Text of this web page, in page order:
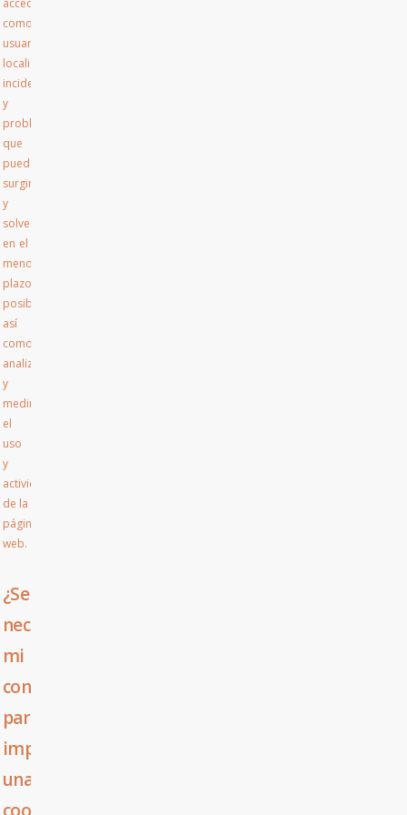
accede
como
usuario,
localizar
incidencias
y
problemas
que
puedan
surgir
y
solventarlos
en el
menor
plazo
posible,
así
como
analizar
y
medir
el
uso
y
actividad
de la
página
web.
¿Se
necesita
mi
consentimiento
para
implantar
una